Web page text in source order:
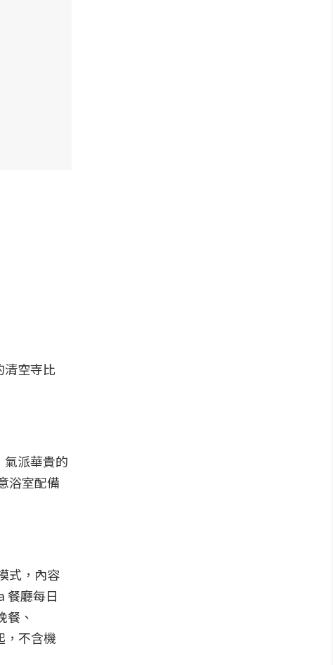
清空寺比
派華貴的
浴室配備
式，內容
餐廳每日
餐、
，不含機